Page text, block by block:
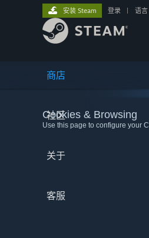
商店
社区
关于
客服
安装 Steam 登录 语言
Cookies & Browsing
Use this page to configure your